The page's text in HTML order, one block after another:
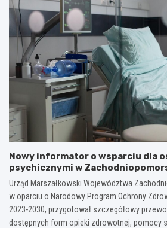
Nowy informator o wsparciu dla
psychicznymi w
Urząd Marszałkowski Województwa
w oparciu o Narodowy Program Ochrony
2023-2030, przygotował szczegółowy
dostępnych form opieki zdrowotnej, pomocy